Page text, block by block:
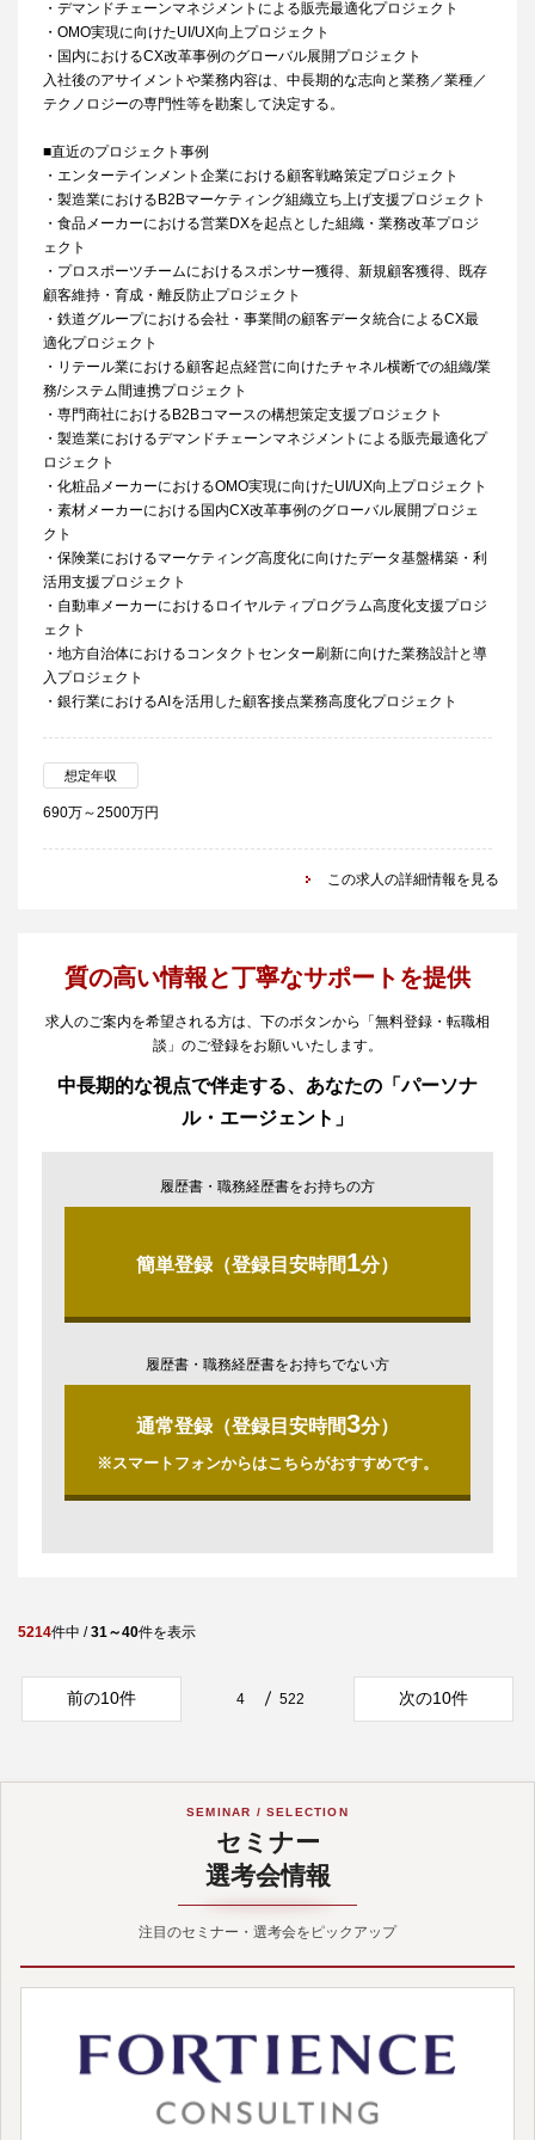
・デマンドチェーンマネジメントによる販売最適化プロジェクト
・OMO実現に向けたUI/UX向上プロジェクト
・国内におけるCX改革事例のグローバル展開プロジェクト
入社後のアサイメントや業務内容は、中長期的な志向と業務／業種／
テクノロジーの専門性等を勘案して決定する。
■直近のプロジェクト事例
・エンターテインメント企業における顧客戦略策定プロジェクト
・製造業におけるB2Bマーケティング組織立ち上げ支援プロジェクト
・食品メーカーにおける営業DXを起点とした組織・業務改革プロジ
ェクト
・プロスポーツチームにおけるスポンサー獲得、新規顧客獲得、既存
顧客維持・育成・離反防止プロジェクト
・鉄道グループにおける会社・事業間の顧客データ統合によるCX最
適化プロジェクト
・リテール業における顧客起点経営に向けたチャネル横断での組織/業
務/システム間連携プロジェクト
・専門商社におけるB2Bコマースの構想策定支援プロジェクト
・製造業におけるデマンドチェーンマネジメントによる販売最適化プ
ロジェクト
・化粧品メーカーにおけるOMO実現に向けたUI/UX向上プロジェクト
・素材メーカーにおける国内CX改革事例のグローバル展開プロジェ
クト
・保険業におけるマーケティング高度化に向けたデータ基盤構築・利
活用支援プロジェクト
・自動車メーカーにおけるロイヤルティプログラム高度化支援プロジ
ェクト
・地方自治体におけるコンタクトセンター刷新に向けた業務設計と導
入プロジェクト
・銀行業におけるAIを活用した顧客接点業務高度化プロジェクト
想定年収
690万～2500万円
この求人の詳細情報を見る
質の高い情報と丁寧なサポートを提供
求人のご案内を希望される方は、下のボタンから「無料登録・転職相
談」のご登録をお願いいたします。
中長期的な視点で伴走する、あなたの「パーソナ
ル・エージェント」
履歴書・職務経歴書をお持ちの方
簡単登録（登録目安時間1分）
履歴書・職務経歴書をお持ちでない方
通常登録（登録目安時間3分）
※スマートフォンからはこちらがおすすめです。
5214件中 /31～40件を表示
前の10件 4 522 次の10件
SEMINAR / SELECTION
セミナー
選考会情報
注目のセミナー・選考会をピックアップ